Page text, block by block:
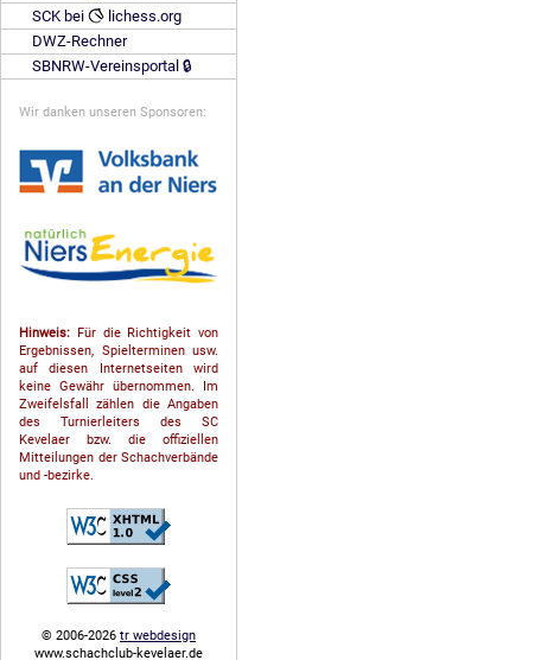
SCK bei
lichess.org
DWZ-Rechner
SBNRW-Vereinsportal 🔒
Wir danken unseren Sponsoren:
Hinweis: Für die Richtigkeit von
Ergebnissen, Spielterminen usw.
auf diesen Internetseiten wird
keine Gewähr übernommen. Im
Zweifelsfall zählen die Angaben
des Turnierleiters des SC
Kevelaer bzw. die offiziellen
Mitteilungen der Schach­ver­bände
und -bezirke.
© 2006-2026 tr webdesign
www.schachclub-kevelaer.de